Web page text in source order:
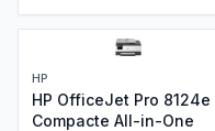
HP
HP OfficeJet Pro 8124e
Compacte All-in-One